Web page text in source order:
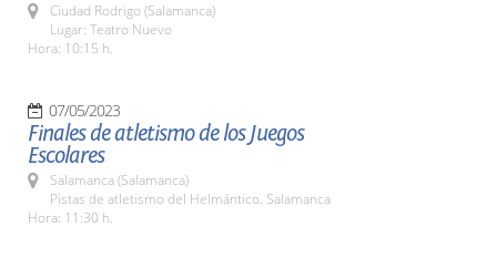
Ciudad Rodrigo (Salamanca)
Lugar: Teatro Nuevo
Hora: 10:15 h.
07/05/2023
Finales de atletismo de los Juegos
Escolares
Salamanca (Salamanca)
Pistas de atletismo del Helmántico. Salamanca
Hora: 11:30 h.